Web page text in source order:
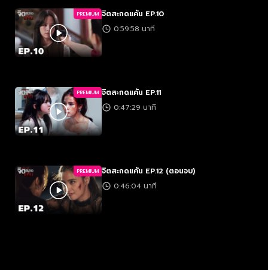
PREMIUM จิตสะกดแค้น EP.10
0:59:58 นาที
PREMIUM จิตสะกดแค้น EP.11
0:47:29 นาที
PREMIUM จิตสะกดแค้น EP.12 (ตอนจบ)
0:46:04 นาที